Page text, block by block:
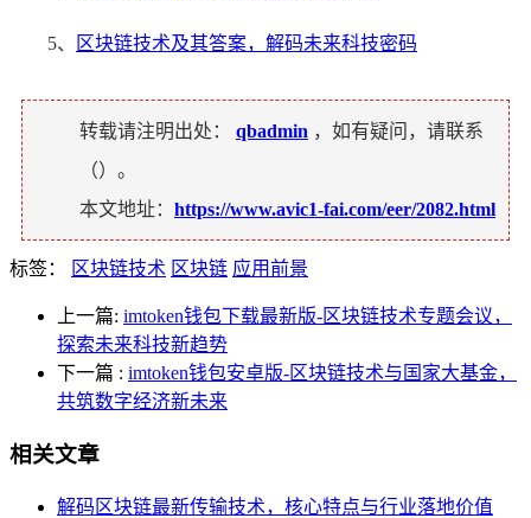
5、 区块链技术及其答案，解码未来科技密码
转载请注明出处： qbadmin ，如有疑问，请联系
（）。
本文地址： https://www.avic1-fai.com/eer/2082.html
标签： 区块链技术 区块链 应用前景
上一篇: imtoken钱包下载最新版-区块链技术专题会议，
探索未来科技新趋势
下一篇 : imtoken钱包安卓版-区块链技术与国家大基金，
共筑数字经济新未来
相关文章
解码区块链最新传输技术，核心特点与行业落地价值